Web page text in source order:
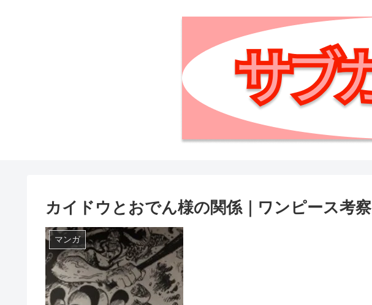
カイドウとおでん様の関係｜ワンピース考察
マンガ